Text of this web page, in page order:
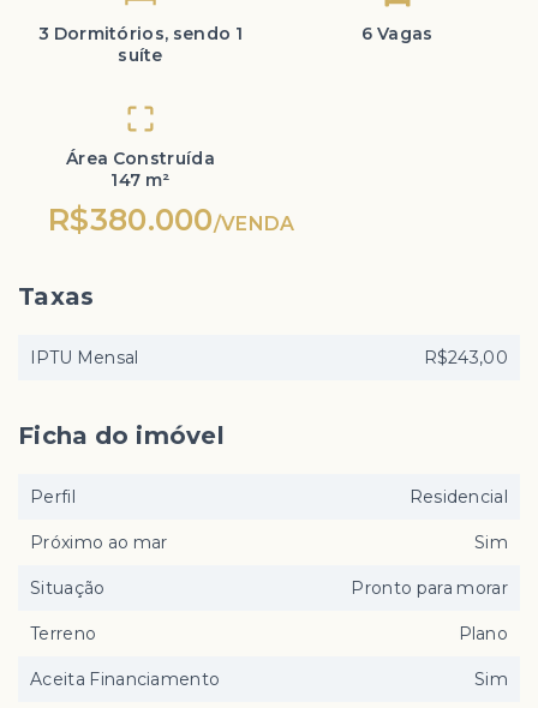
3 Dormitórios, sendo 1
suíte
6 Vagas
Área Construída
147 m²
R$380.000/VENDA
Taxas
IPTU Mensal R$243,00
Ficha do imóvel
Perfil Residencial
Próximo ao mar Sim
Situação Pronto para morar
Terreno Plano
Aceita Financiamento Sim